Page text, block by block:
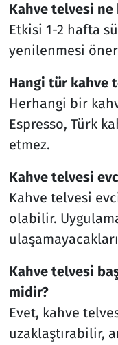
Kahve telvesi
Etkisi 1-2 hafta
yenilenmesi
Hangi tür kahve
Herhangi bir
Espresso, Türk
etmez.
Kahve telvesi
Kahve telvesi
olabilir.
Kahve telvesi
midir?
Evet, kahve
uzaklaştırabilir,